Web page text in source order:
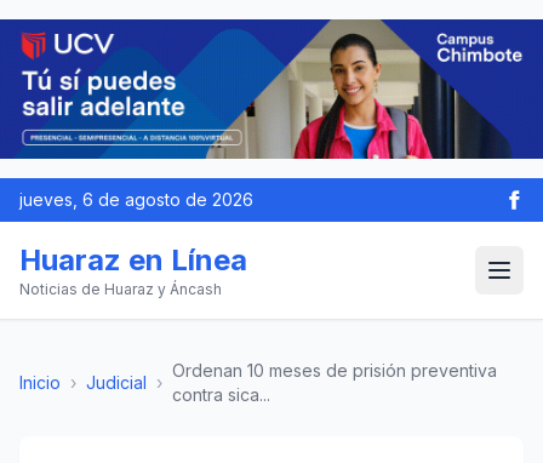
jueves, 6 de agosto de 2026
Huaraz en Línea
Noticias de Huaraz y Áncash
Inicio › Judicial ›
Ordenan 10 meses de prisión preventiva
contra sica...